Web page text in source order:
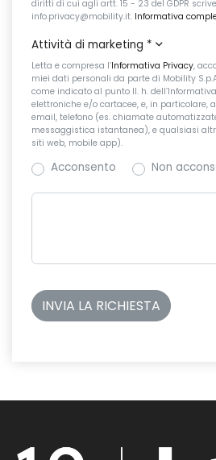
diritti di cui agli artt. 15 - 23 del GDPR
info.privacy@mobility.it. Informativa
Attività di marketing *
Letta e compresa l’Informativa Privacy,
miei dati personali da parte di Mobility
come indicato al punto II. h.
elettroniche e/o cartacee, e, in particolare,
email, telefono (es. chiamate
messaggistica istantanea), e qualsiasi
siti web, mobile app).
Acconsento Non